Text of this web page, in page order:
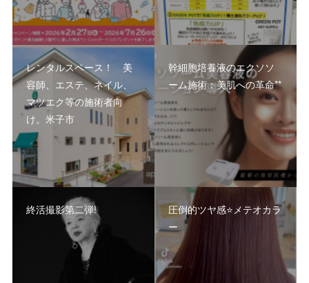
レンタルスペース！ 美
容師、エステ、ネイル、
マツエク等の施術者向
け。米子市
幹細胞培養液のエクソソ
ーム施術：美肌への革命**
終活撮影第二弾!
圧倒的ツヤ感⭐️メテオカラ
ー